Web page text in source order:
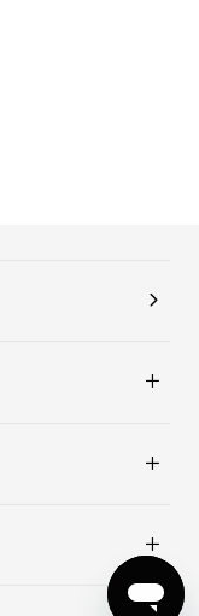
- Kupfer
9 Transparenz